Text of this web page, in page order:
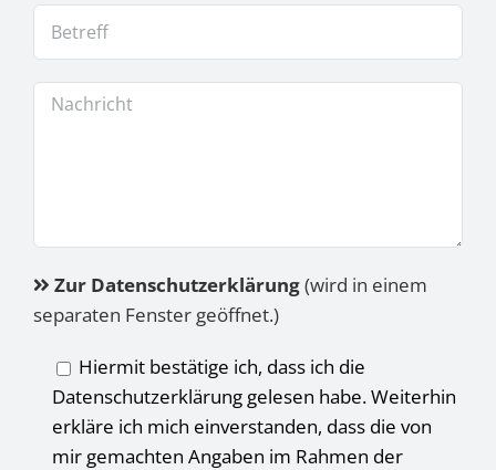
Zur Datenschutzerklärung(wird in einem
separaten Fenster geöffnet.)
Hiermit bestätige ich, dass ich die
Datenschutzerklärung gelesen habe. Weiterhin
erkläre ich mich einverstanden, dass die von
mir gemachten Angaben im Rahmen der